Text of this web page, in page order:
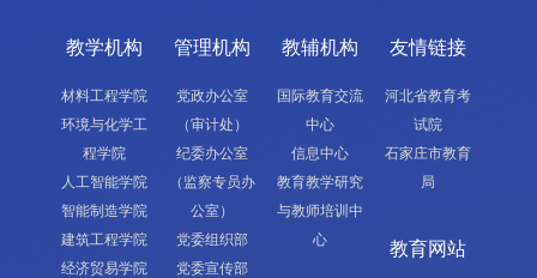
教学机构
材料工程学院
环境与化学工
程学院
人工智能学院
智能制造学院
建筑工程学院
经济贸易学院
管理机构
党政办公室
（审计处）
纪委办公室
（监察专员办
公室）
党委组织部
党委宣传部
教辅机构
国际教育交流
中心
信息中心
教育教学研究
与教师培训中
心
友情链接
河北省教育考
试院
石家庄市教育
局
教育网站